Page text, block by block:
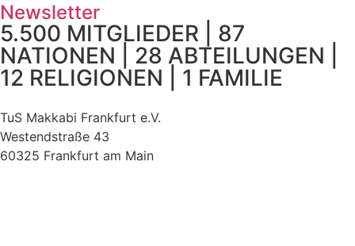
Newsletter
5.500 MITGLIEDER | 87
NATIONEN | 28 ABTEILUNGEN |
12 RELIGIONEN | 1 FAMILIE
TuS Makkabi Frankfurt e.V.
Westendstraße 43
60325 Frankfurt am Main